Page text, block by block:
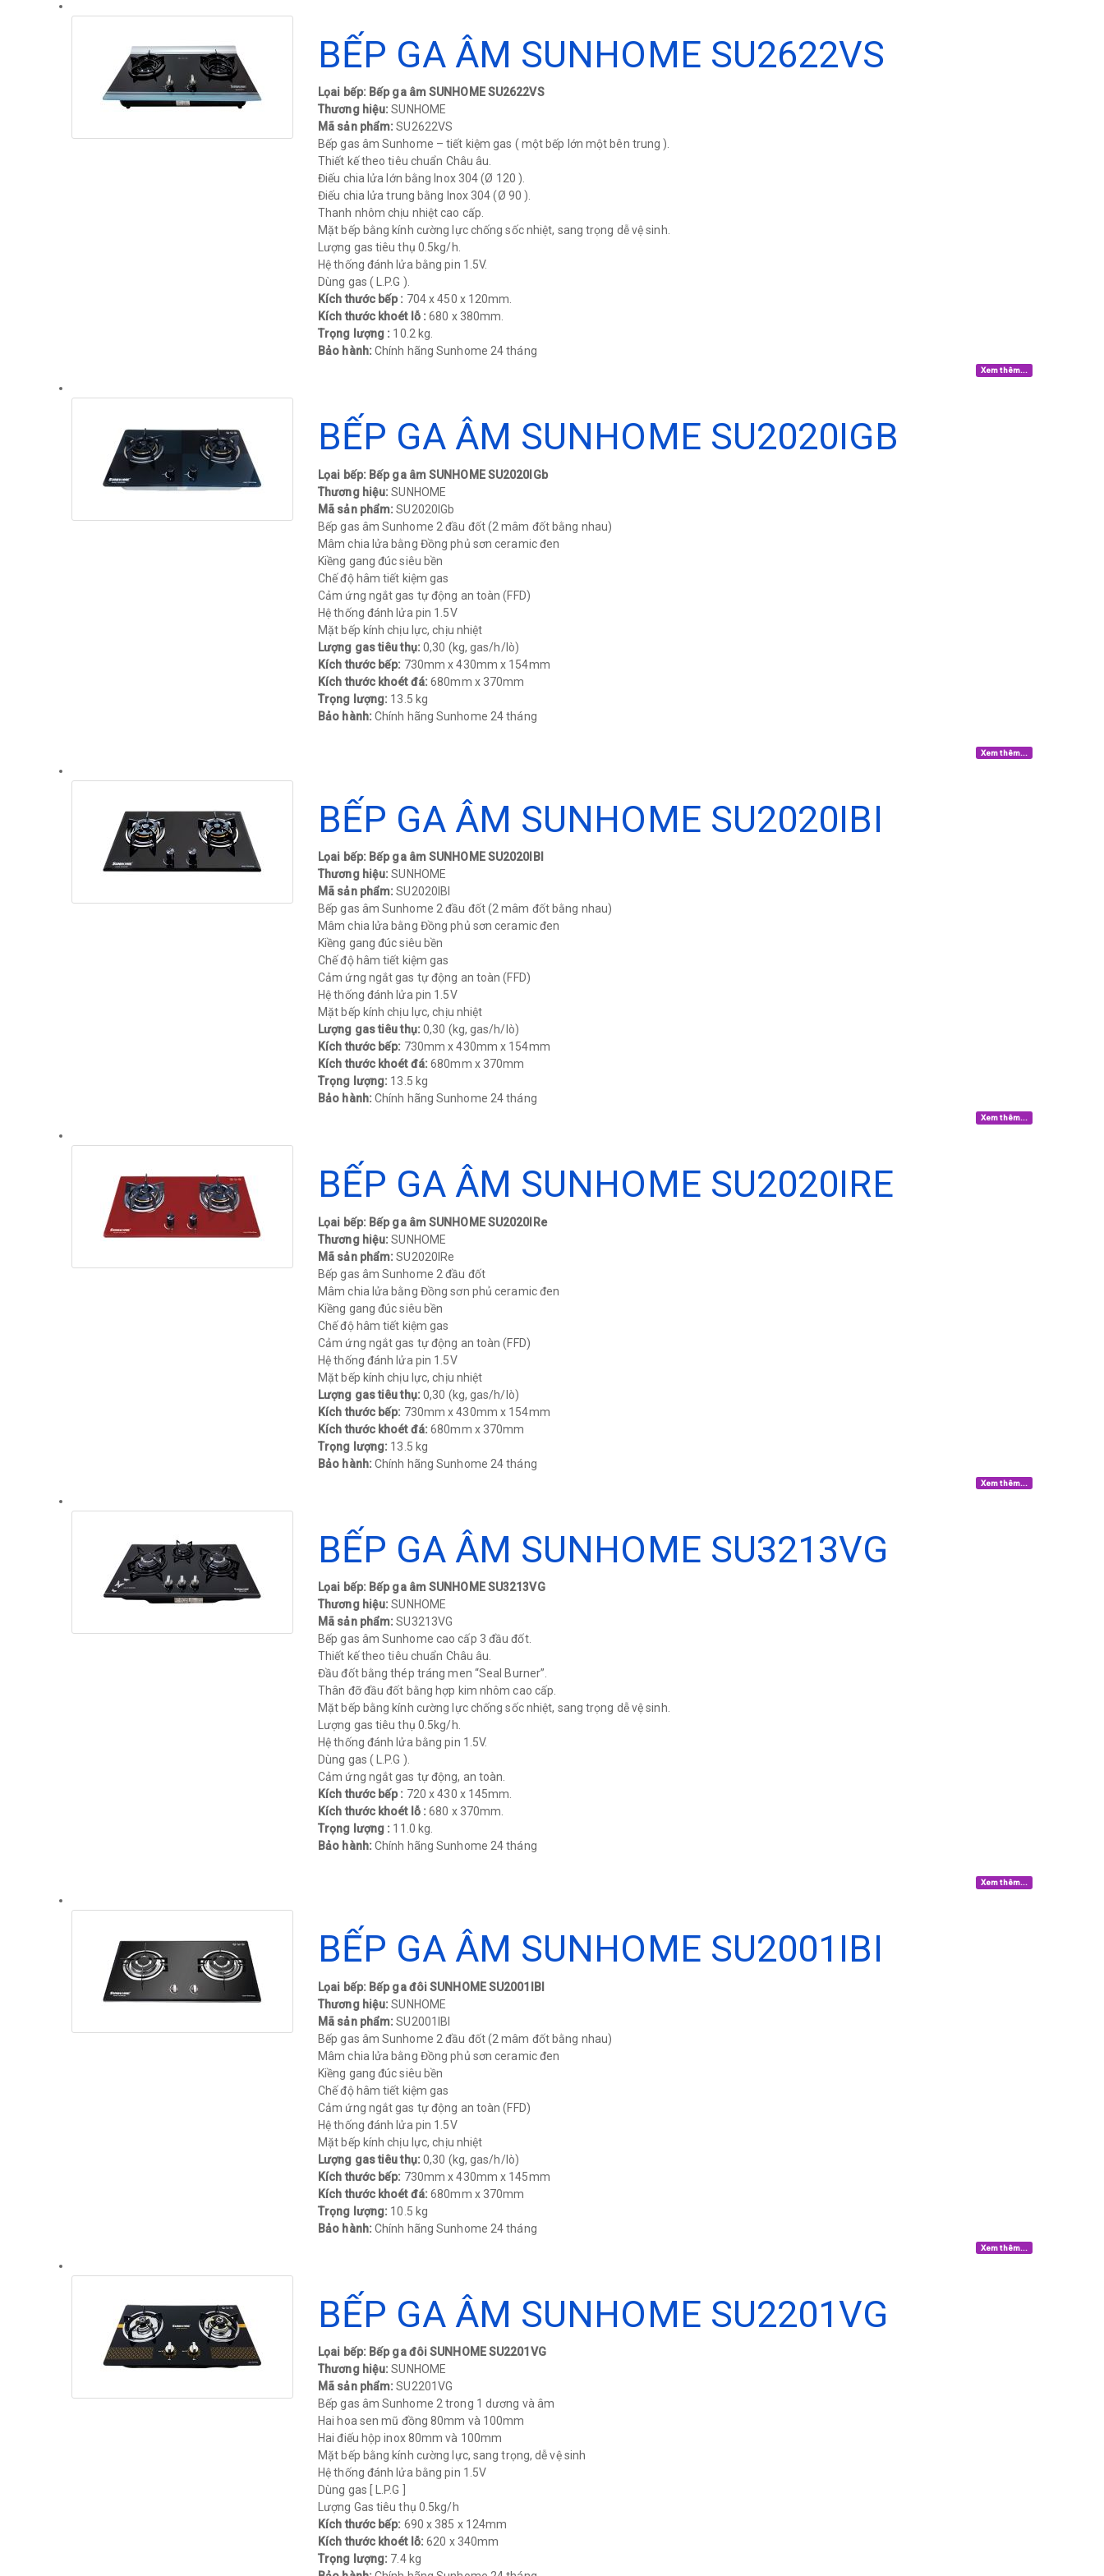
BẾP GA ÂM SUNHOME SU2622VS
Lọai bếp: Bếp ga âm SUNHOME SU2622VS
Thương hiệu: SUNHOME
Mã sản phẩm:SU2622VS
Bếp gas âm Sunhome – tiết kiệm gas ( một bếp lớn một bên trung ).
Thiết kế theo tiêu chuẩn Châu âu.
Điếu chia lửa lớn bằng Inox 304 (Ø 120 ).
Điếu chia lửa trung bằng Inox 304 (Ø 90 ).
Thanh nhôm chịu nhiệt cao cấp.
Mặt bếp bằng kính cường lực chống sốc nhiệt, sang trọng dễ vệ sinh.
Lượng gas tiêu thụ 0.5kg/h.
Hệ thống đánh lửa bằng pin 1.5V.
Dùng gas ( L.P.G ).
Kích thước bếp : 704 x 450 x 120mm.
Kích thước khoét lỗ :680 x 380mm.
Trọng lượng : 10.2 kg.
Bảo hành: Chính hãng Sunhome 24 tháng​
Xem thêm...
BẾP GA ÂM SUNHOME SU2020IGB
Lọai bếp: Bếp ga âm SUNHOME SU2020IGb
Thương hiệu: SUNHOME
Mã sản phẩm: SU2020IGb
Bếp gas âm Sunhome 2 đầu đốt (2 mâm đốt bằng nhau)
Mâm chia lửa bằng Đồng phủ sơn ceramic đen
Kiềng gang đúc siêu bền
Chế độ hâm tiết kiệm gas
Cảm ứng ngắt gas tự động an toàn (FFD)
Hệ thống đánh lửa pin 1.5V
Mặt bếp kính chịu lực, chịu nhiệt
Lượng gas tiêu thụ: 0,30 (kg, gas/h/lò)
Kích thước bếp: 730mm x 430mm x 154mm
Kích thước khoét đá:680mm x 370mm
Trọng lượng: 13.5 kg
Bảo hành: Chính hãng Sunhome 24 tháng​
Xem thêm...
BẾP GA ÂM SUNHOME SU2020IBI
Lọai bếp: Bếp ga âm SUNHOME SU2020IBI
Thương hiệu:SUNHOME
Mã sản phẩm:SU2020IBI
Bếp gas âm Sunhome 2 đầu đốt (2 mâm đốt bằng nhau)
Mâm chia lửa bằng Đồng phủ sơn ceramic đen
Kiềng gang đúc siêu bền
Chế độ hâm tiết kiệm gas
Cảm ứng ngắt gas tự động an toàn (FFD)
Hệ thống đánh lửa pin 1.5V
Mặt bếp kính chịu lực, chịu nhiệt
Lượng gas tiêu thụ: 0,30 (kg, gas/h/lò)
Kích thước bếp: 730mm x 430mm x 154mm
Kích thước khoét đá: 680mm x 370mm
Trọng lượng: 13.5 kg
Bảo hành: Chính hãng Sunhome 24 tháng​
Xem thêm...
BẾP GA ÂM SUNHOME SU2020IRE
Lọai bếp: Bếp ga âm SUNHOME SU2020IRe
Thương hiệu: SUNHOME
Mã sản phẩm:SU2020IRe
Bếp gas âm Sunhome 2 đầu đốt
Mâm chia lửa bằng Đồng sơn phủ ceramic đen
Kiềng gang đúc siêu bền
Chế độ hâm tiết kiệm gas
Cảm ứng ngắt gas tự động an toàn (FFD)
Hệ thống đánh lửa pin 1.5V
Mặt bếp kính chịu lực, chịu nhiệt
Lượng gas tiêu thụ: 0,30 (kg, gas/h/lò)
Kích thước bếp: 730mm x 430mm x 154mm
Kích thước khoét đá: 680mm x 370mm
Trọng lượng: 13.5 kg
Bảo hành: Chính hãng Sunhome 24 tháng​
Xem thêm...
BẾP GA ÂM SUNHOME SU3213VG
Lọai bếp: Bếp ga âm SUNHOME SU3213VG
Thương hiệu:SUNHOME
Mã sản phẩm:SU3213VG
Bếp gas âm Sunhome cao cấp 3 đầu đốt.
Thiết kế theo tiêu chuẩn Châu âu.
Đầu đốt bằng thép tráng men “Seal Burner”.
Thân đỡ đầu đốt bằng hợp kim nhôm cao cấp.
Mặt bếp bằng kính cường lực chống sốc nhiệt, sang trọng dễ vệ sinh.
Lượng gas tiêu thụ 0.5kg/h.
Hệ thống đánh lửa bằng pin 1.5V.
Dùng gas ( L.P.G ).
Cảm ứng ngắt gas tự động, an toàn.
Kích thước bếp : 720 x 430 x 145mm.
Kích thước khoét lỗ : 680 x 370mm.
Trọng lượng : 11.0 kg.​
Bảo hành: Chính hãng Sunhome 24 tháng​
Xem thêm...
BẾP GA ÂM SUNHOME SU2001IBI
Lọai bếp: Bếp ga đôi SUNHOME SU2001IBI
Thương hiệu:SUNHOME
Mã sản phẩm: SU2001IBI
Bếp gas âm Sunhome 2 đầu đốt (2 mâm đốt bằng nhau)
Mâm chia lửa bằng Đồng phủ sơn ceramic đen
Kiềng gang đúc siêu bền
Chế độ hâm tiết kiệm gas
Cảm ứng ngắt gas tự động an toàn (FFD)
Hệ thống đánh lửa pin 1.5V
Mặt bếp kính chịu lực, chịu nhiệt
Lượng gas tiêu thụ: 0,30 (kg, gas/h/lò)
Kích thước bếp: 730mm x 430mm x 145mm
Kích thước khoét đá: 680mm x 370mm
Trọng lượng: 10.5 kg​
Bảo hành: Chính hãng Sunhome 24 tháng​
Xem thêm...
BẾP GA ÂM SUNHOME SU2201VG
Lọai bếp: Bếp ga đôi SUNHOME SU2201VG
Thương hiệu: SUNHOME
Mã sản phẩm:SU2201VG
Bếp gas âm Sunhome 2 trong 1 dương và âm
Hai hoa sen mũ đồng 80mm và 100mm
Hai điếu hộp inox 80mm và 100mm
Mặt bếp bằng kính cường lực, sang trọng, dễ vệ sinh
Hệ thống đánh lửa bằng pin 1.5V
Dùng gas [ L.P.G ]
Lượng Gas tiêu thụ 0.5kg/h
Kích thước bếp: 690 x 385 x 124mm
Kích thước khoét lỗ: 620 x 340mm
Trọng lượng: 7.4 kg​